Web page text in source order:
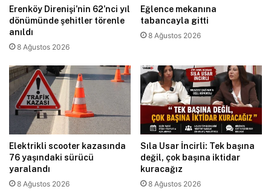
Erenköy Direnişi’nin 62’nci yıl
dönümünde şehitler törenle
anıldı
8 Ağustos 2026
Eğlence mekanına
tabancayla gitti
8 Ağustos 2026
Elektrikli scooter kazasında
76 yaşındaki sürücü
yaralandı
8 Ağustos 2026
Sıla Usar İncirli: Tek başına
değil, çok başına iktidar
kuracağız
8 Ağustos 2026